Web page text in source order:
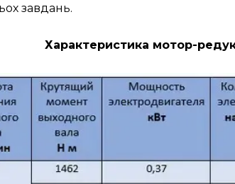
завдань.
Характеристика мотор-